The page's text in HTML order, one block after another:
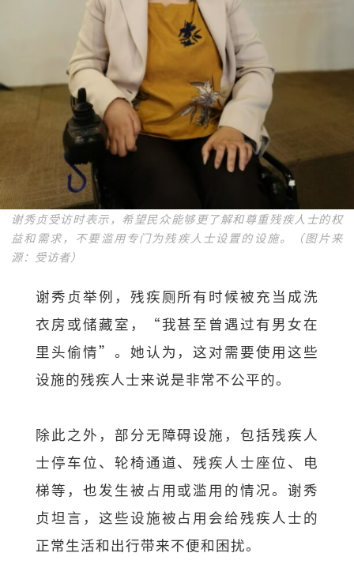
谢秀贞受访时表示，希望民众能够更了解和尊重残疾人士的权
益和需求，不要滥用专门为残疾人士设置的设施。（图片来
源：受访者）
谢秀贞举例，残疾厕所有时候被充当成洗
衣房或储藏室，“我甚至曾遇过有男女在
里头偷情”。她认为，这对需要使用这些
设施的残疾人士来说是非常不公平的。
除此之外，部分无障碍设施，包括残疾人
士停车位、轮椅通道、残疾人士座位、电
梯等，也发生被占用或滥用的情况。谢秀
贞坦言，这些设施被占用会给残疾人士的
正常生活和出行带来不便和困扰。